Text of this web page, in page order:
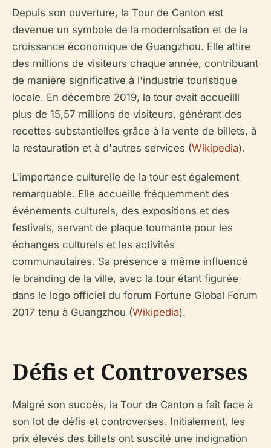
Depuis son ouverture, la Tour de Canton est
devenue un symbole de la modernisation et de la
croissance économique de Guangzhou. Elle attire
des millions de visiteurs chaque année, contribuant
de manière significative à l'industrie touristique
locale. En décembre 2019, la tour avait accueilli
plus de 15,57 millions de visiteurs, générant des
recettes substantielles grâce à la vente de billets, à
la restauration et à d'autres services (Wikipedia).
L'importance culturelle de la tour est également
remarquable. Elle accueille fréquemment des
événements culturels, des expositions et des
festivals, servant de plaque tournante pour les
échanges culturels et les activités
communautaires. Sa présence a même influencé
le branding de la ville, avec la tour étant figurée
dans le logo officiel du forum Fortune Global Forum
2017 tenu à Guangzhou (Wikipedia).
Défis et Controverses
Malgré son succès, la Tour de Canton a fait face à
son lot de défis et controverses. Initialement, les
prix élevés des billets ont suscité une indignation